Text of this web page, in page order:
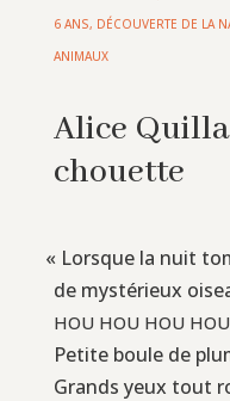
6 ANS, DÉCOUVERTE DE LA
ANIMAUX
Alice
chouette
« Lorsque la nuit
de mystérieux
HOU HOU HOU HOU
Petite boule de
Grands yeux tout